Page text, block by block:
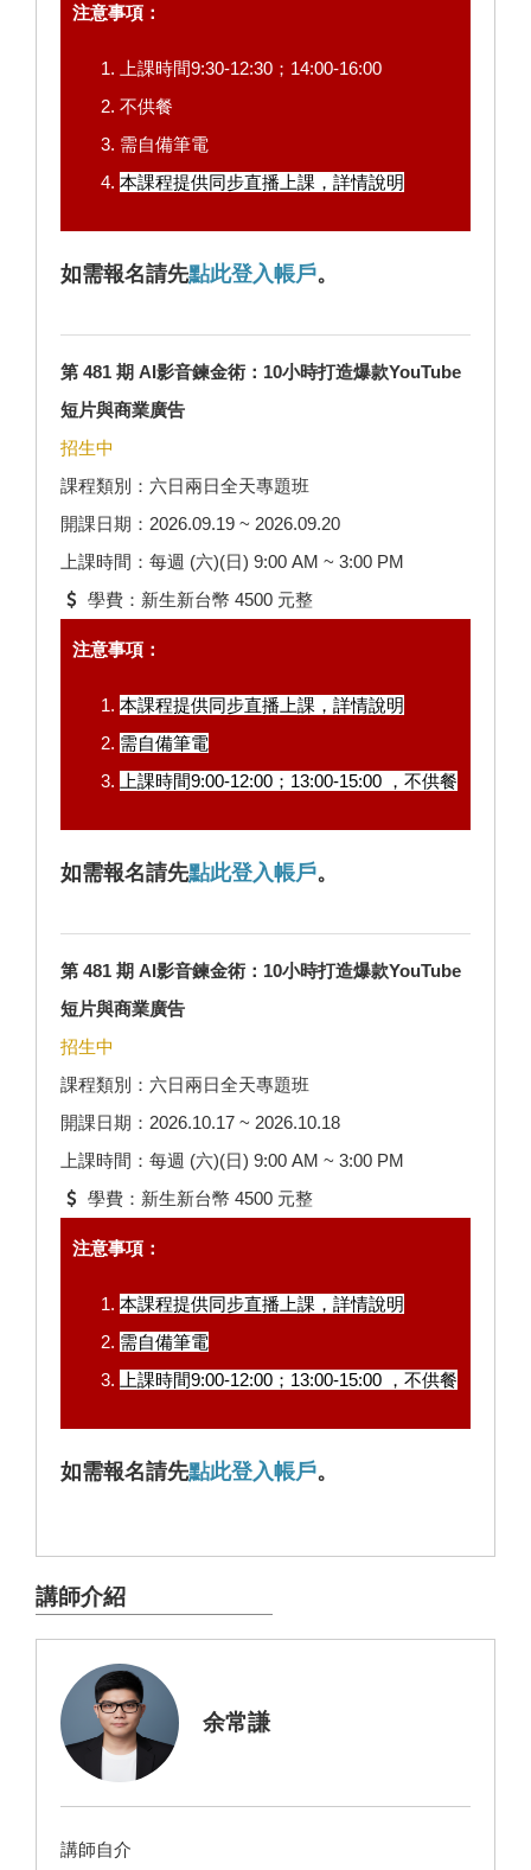
注意事項：
上課時間9:30-12:30；14:00-16:00
不供餐
需自備筆電
本課程提供同步直播上課， 詳情說明
如需報名請先點此登入帳戶。
第 481 期 AI影音鍊金術：10小時打造爆款YouTube
短片與商業廣告
招生中
課程類別：六日兩日全天專題班
開課日期：2026.09.19 ~ 2026.09.20
上課時間：每週 (六)(日) 9:00 AM ~ 3:00 PM
學費：新生新台幣 4500 元整
注意事項：
本課程提供同步直播上課， 詳情說明
需自備筆電
上課時間9:00-12:00；13:00-15:00 ，不供餐
如需報名請先點此登入帳戶。
第 481 期 AI影音鍊金術：10小時打造爆款YouTube
短片與商業廣告
招生中
課程類別：六日兩日全天專題班
開課日期：2026.10.17 ~ 2026.10.18
上課時間：每週 (六)(日) 9:00 AM ~ 3:00 PM
學費：新生新台幣 4500 元整
注意事項：
本課程提供同步直播上課， 詳情說明
需自備筆電
上課時間9:00-12:00；13:00-15:00 ，不供餐
如需報名請先點此登入帳戶。
講師介紹
余常謙
講師自介